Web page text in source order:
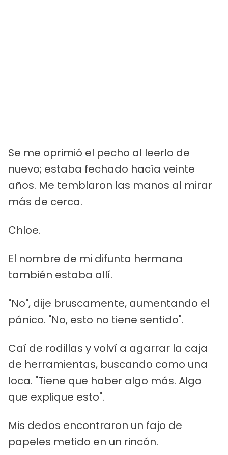
Se me oprimió el pecho al leerlo de
nuevo; estaba fechado hacía veinte
años. Me temblaron las manos al mirar
más de cerca.
Chloe.
El nombre de mi difunta hermana
también estaba allí.
"No", dije bruscamente, aumentando el
pánico. "No, esto no tiene sentido".
Caí de rodillas y volví a agarrar la caja
de herramientas, buscando como una
loca. "Tiene que haber algo más. Algo
que explique esto".
Mis dedos encontraron un fajo de
papeles metido en un rincón.